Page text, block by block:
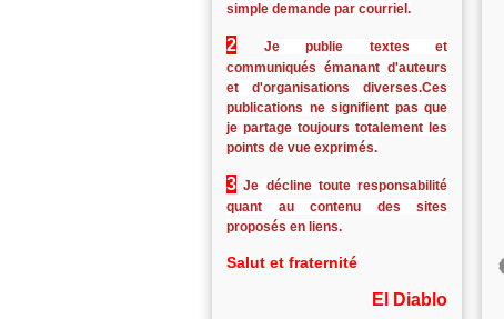
simple demande par courriel.
2
Je publie textes et
communiqués émanant d'auteurs
et d'organisations diverses.Ces
publications ne signifient pas que
je partage toujours totalement les
points de vue exprimés.
3 Je décline toute responsabilité
quant au contenu des sites
proposés en liens.
Salut et fraternité
El Diablo